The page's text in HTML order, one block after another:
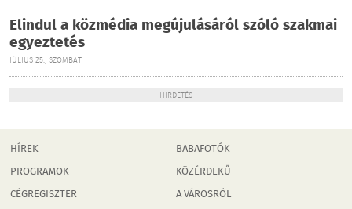
Elindul a közmédia megújulásáról szóló szakmai
egyeztetés
JÚLIUS 25., SZOMBAT
HIRDETÉS
HÍREK
PROGRAMOK
CÉGREGISZTER
BABAFOTÓK
KÖZÉRDEKŰ
A VÁROSRÓL